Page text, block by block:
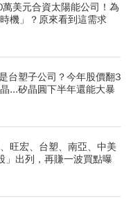
美元合資太陽能公司！為
機」？原來看到這需求
台塑子公司？今年股價翻3
...矽晶圓下半年還能大暴
旺宏、台塑、南亞、中美
」出列，再賺一波買點曝